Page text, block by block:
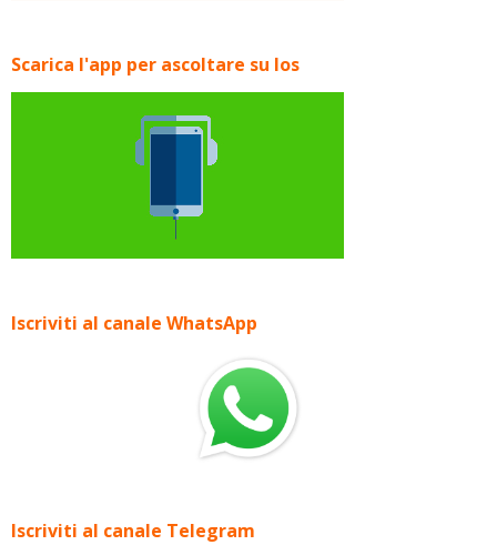
Scarica l'app per ascoltare su Ios
Iscriviti al canale WhatsApp
Iscriviti al canale Telegram